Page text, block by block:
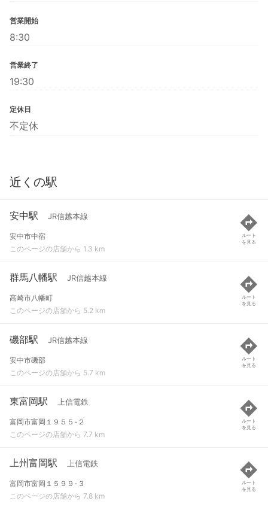
営業開始
8:30
営業終了
19:30
定休日
不定休
近くの駅
安中駅 JR信越本線
安中市中宿
このページの店舗から 1.3 km
ルート
を見る
群馬八幡駅 JR信越本線
高崎市八幡町
このページの店舗から 5.2 km
ルート
を見る
磯部駅 JR信越本線
安中市磯部
このページの店舗から 5.7 km
ルート
を見る
東富岡駅 上信電鉄
富岡市富岡１９５５-２
このページの店舗から 7.7 km
ルート
を見る
上州富岡駅 上信電鉄
富岡市富岡１５９９-３
このページの店舗から 7.8 km
ルート
を見る